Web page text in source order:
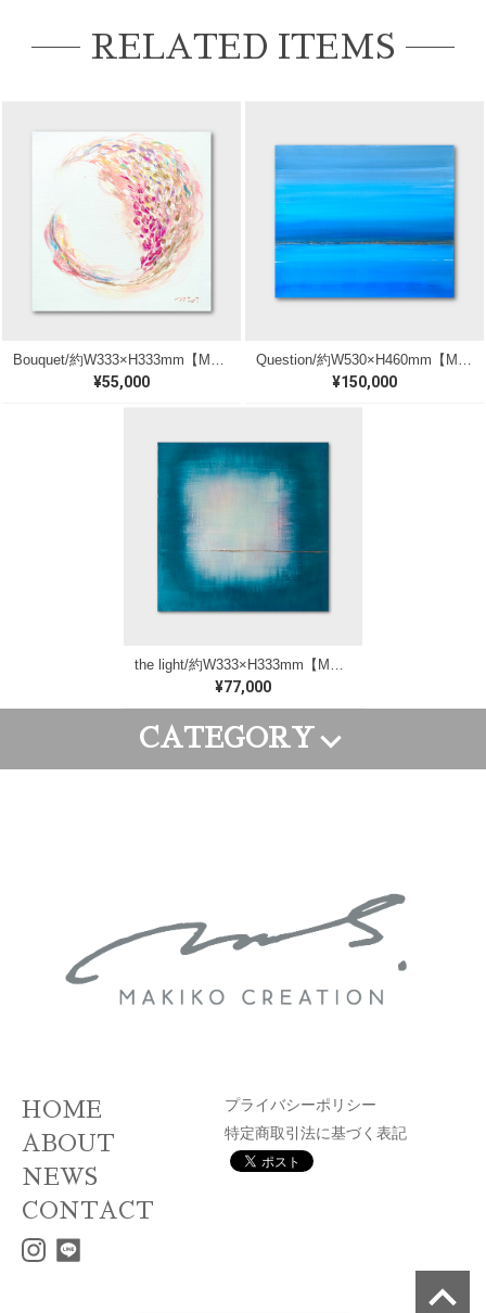
RELATED ITEMS
¥55,000 ¥150,000
the light/約W333×H333mm【M176】
¥77,000
CATEGORY
FRAME ART CANVAS ART
HOME
ABOUT
NEWS
CONTACT
プライバシーポリシー
特定商取引法に基づく表記